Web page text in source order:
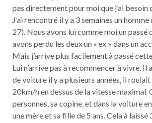
pas directement pour moi que j’ai besoin
J’ai rencontré il y a 3 semaines un homme
27). Nous avons lui comme moi un
avons perdu les deux un « ex » dans un
Mais j’arrive plus facilement à passé
Lui n’arrive pas à recommencer à vivre. Il
de voiture il y a plusieurs années, il
20km/h en dessus de la vitesse maximal.
personnes, sa copine, et dans la voiture
une mère et sa fille de 5 ans. Cela à laissé